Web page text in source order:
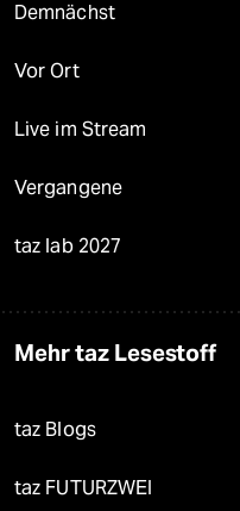
Demnächst
Vor Ort
Live im Stream
Vergangene
taz lab 2027
Mehr taz Lesestoff
taz Blogs
taz FUTURZWEI